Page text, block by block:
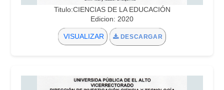
Titulo:CIENCIAS DE LA EDUCACIÓN
Edicion: 2020
VISUALIZAR DESCARGAR